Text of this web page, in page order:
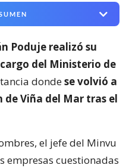
Poduje realizó su
del Ministerio de
dondese volvió a
Viña del Mar tras el
el jefe del Minvu
empresas cuestionadas